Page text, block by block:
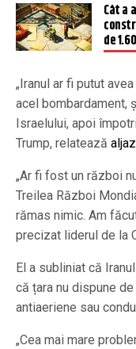
Cât a
de
„Iranul ar fi putut
acel bombardament,
Israelului, apoi
Trump, relatează
„Ar fi fost un război
Treilea Război
rămas nimic. Am
precizat liderul de la
El a subliniat că
că țara nu dispune
antiaeriene sau
„Cea mai mare